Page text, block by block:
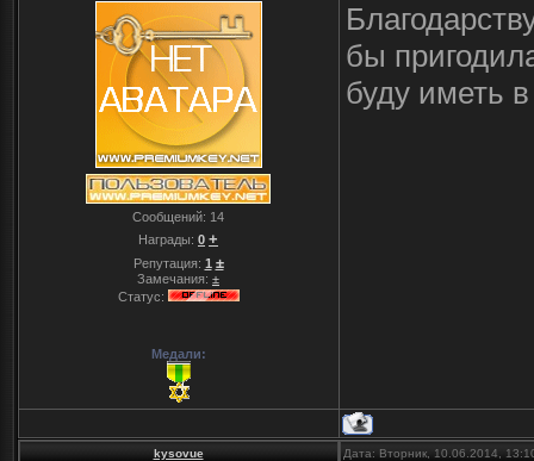
Сообщений: 14
Награды: 0 +
Репутация: 1 ±
Замечания: ±
Статус:
Медали:
бы
буду иметь
kysovue Дата: Вторник, 10.06.2014,